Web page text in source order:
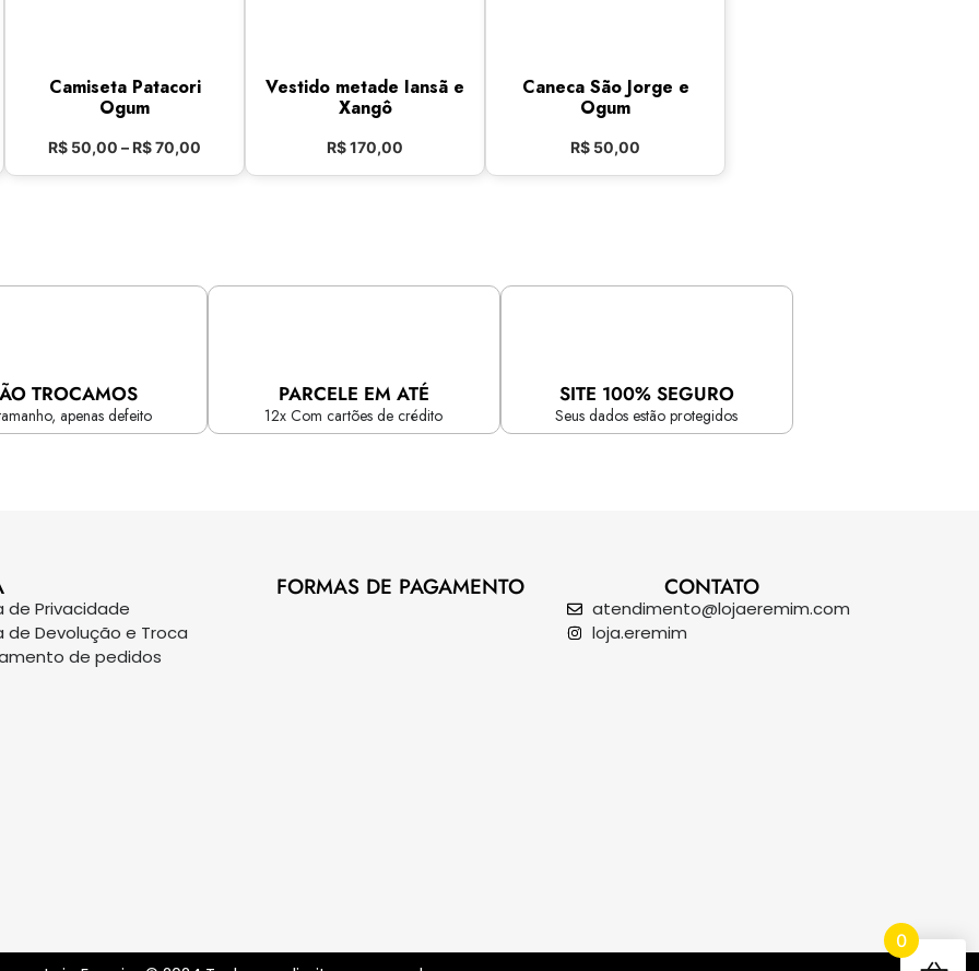
Camiseta Patacori
Ogum
R$ 50,00 –R$70,00
Vestido metade Iansã e
Xangô
R$170,00
Caneca São Jorge e
Ogum
R$ 50,00
TROCAMOS
apenas defeito
PARCELE EM ATÉ
12x Com cartões de crédito
SITE 100% SEGURO
Seus dados estão protegidos
de Privacidade
de Devolução e Troca
de pedidos
FORMAS DE PAGAMENTO CONTATO
atendimento@lojaeremim.com
loja.eremim
0